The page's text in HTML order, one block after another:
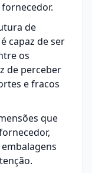
de
capaz de ser
os
de perceber
e fracos
que